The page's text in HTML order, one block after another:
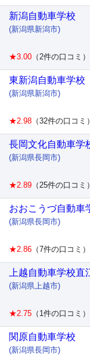
新潟自動車学校
(新潟県新潟市)
★3.00 （2件の口コミ
東新潟自動車学校
(新潟県新潟市)
★2.98 （32件の口コミ
長岡文化自動車学
(新潟県長岡市)
★2.89 （25件の口コミ
おおこうづ自動車
(新潟県長岡市)
★2.86 （7件の口コミ
上越自動車学校直
(新潟県上越市)
★2.75 （1件の口コミ
関原自動車学校
(新潟県長岡市)